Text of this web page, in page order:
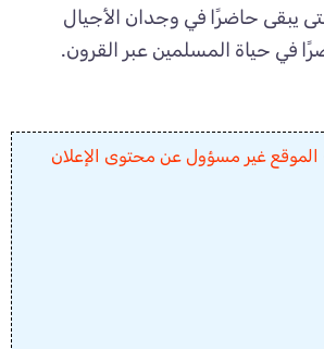
يبقى حاضرًا في وجدان الأجيال
في حياة المسلمين عبر القرون.
الموقع غير مسؤول عن محتوى الإعلان